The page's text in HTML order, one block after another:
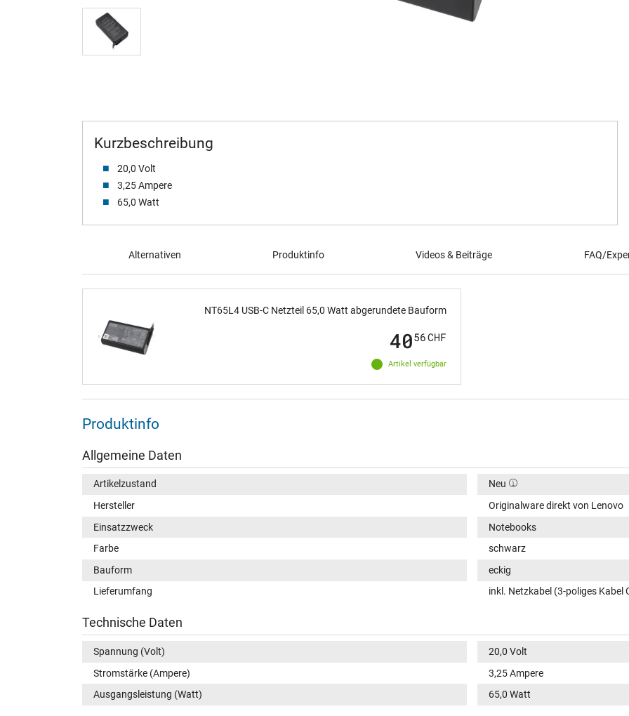
Kurzbeschreibung
20,0 Volt
3,25 Ampere
65,0 Watt
Alternativen Produktinfo Videos & Beiträge FAQ/
NT65L4 USB-C Netzteil 65,0 Watt abgerundete Bauform
Artikel verfügbar
4056CHF
Produktinfo
Allgemeine Daten
Artikelzustand
Neu
Hersteller
Originalware direkt von Lenovo
Einsatzzweck
Notebooks
Farbe
schwarz
Bauform
eckig
Lieferumfang
inkl. Netzkabel (3-poliges Kabel
Technische Daten
Spannung (Volt)
20,0 Volt
Stromstärke (Ampere)
3,25 Ampere
Ausgangsleistung (Watt)
65,0 Watt